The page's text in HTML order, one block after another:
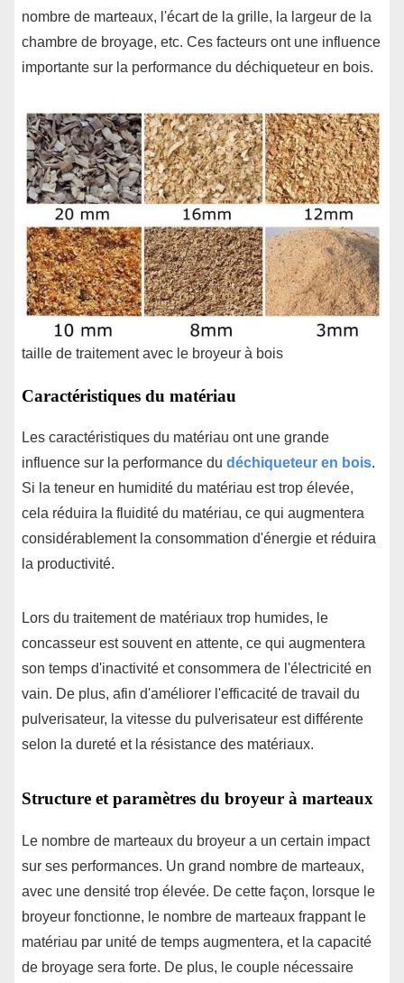
nombre de marteaux, l'écart de la grille, la largeur de la
chambre de broyage, etc. Ces facteurs ont une influence
importante sur la performance du déchiqueteur en bois.
taille de traitement avec le broyeur à bois
Caractéristiques du matériau
Les caractéristiques du matériau ont une grande
influence sur la performance du déchiqueteur en bois.
Si la teneur en humidité du matériau est trop élevée,
cela réduira la fluidité du matériau, ce qui augmentera
considérablement la consommation d'énergie et réduira
la productivité.
Lors du traitement de matériaux trop humides, le
concasseur est souvent en attente, ce qui augmentera
son temps d'inactivité et consommera de l'électricité en
vain. De plus, afin d'améliorer l'efficacité de travail du
pulverisateur, la vitesse du pulverisateur est différente
selon la dureté et la résistance des matériaux.
Structure et paramètres du broyeur à marteaux
Le nombre de marteaux du broyeur a un certain impact
sur ses performances. Un grand nombre de marteaux,
avec une densité trop élevée. De cette façon, lorsque le
broyeur fonctionne, le nombre de marteaux frappant le
matériau par unité de temps augmentera, et la capacité
de broyage sera forte. De plus, le couple nécessaire